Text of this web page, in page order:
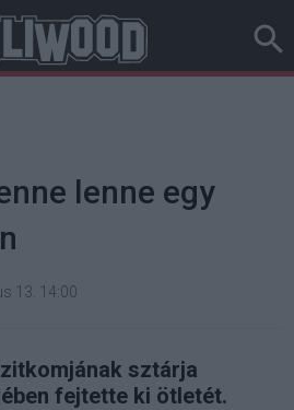
lenne egy
13. 14:00
sztárja
fejtette ki ötletét.